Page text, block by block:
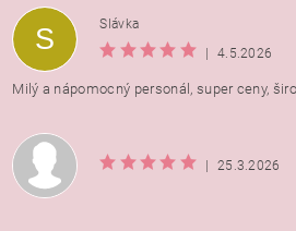
Vložením hodnotenie súhlasíte s
osobných údajov
S
Slávka
|
4.5.2026
Milý a nápomocný personál, super ceny,
| 25.3.2026